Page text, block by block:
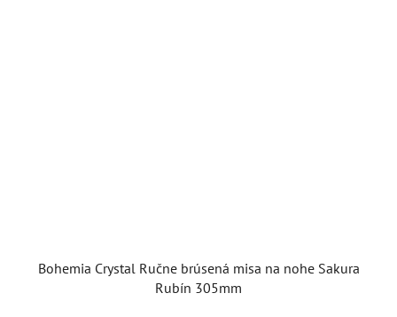
Bohemia Crystal Ručne brúsená misa na nohe Sakura
Rubín 305mm